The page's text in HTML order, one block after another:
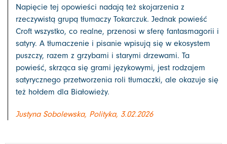
Napięcie tej opowieści nadają też skojarzenia z
rzeczywistą grupą tłumaczy Tokarczuk. Jednak powieść
Croft wszystko, co realne, przenosi w sferę fantasmagorii i
satyry. A tłumaczenie i pisanie wpisują się w ekosystem
puszczy, razem z grzybami i starymi drzewami. Ta
powieść, skrząca się grami językowymi, jest rodzajem
satyrycznego przetworzenia roli tłumaczki, ale okazuje się
też hołdem dla Białowieży.
Justyna Sobolewska, Polityka, 3.02.2026